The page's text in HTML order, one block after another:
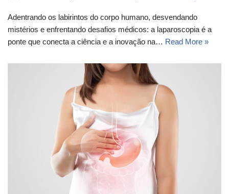
Adentrando os labirintos do corpo humano, desvendando
mistérios e enfrentando desafios médicos: a laparoscopia é a
ponte que conecta a ciência e a inovação na… Read More »